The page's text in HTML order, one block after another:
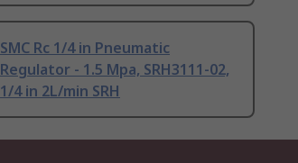
SMC Rc 1/4 in Pneumatic
Regulator - 1.5 Mpa, SRH3111-02,
1/4 in 2L/min SRH